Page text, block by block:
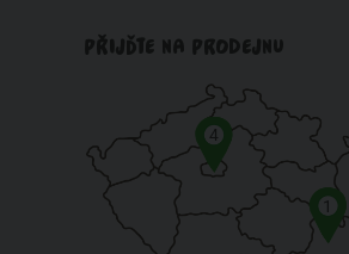
PŘIJĎTE NA PRODEJNU
1
4